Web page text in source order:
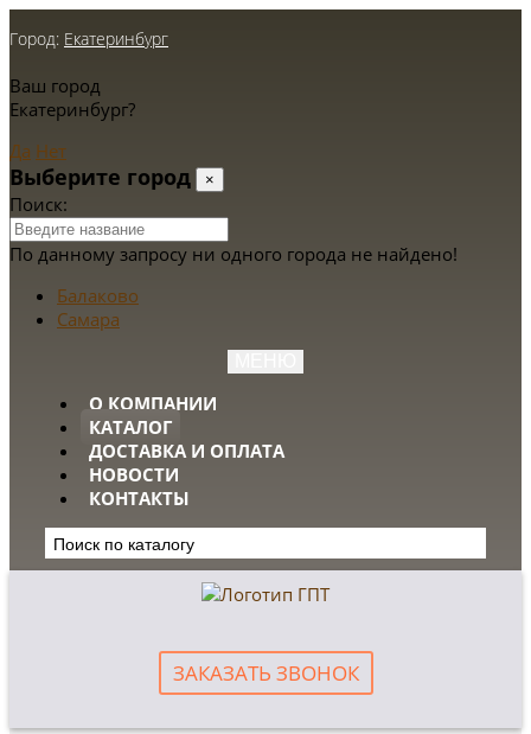
Город: Екатеринбург
Ваш город
Екатеринбург?
Да Нет
Выберите город ×
Поиск:
По данному запросу ни одного города не найдено!
Балаково
Самара
О КОМПАНИИ
КАТАЛОГ
ДОСТАВКА И ОПЛАТА
НОВОСТИ
КОНТАКТЫ
ЗАКАЗАТЬ ЗВОНОК